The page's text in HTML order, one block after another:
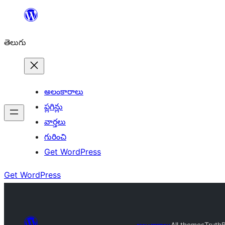
విషయానికి
తెలుగు
అలంకారాలు
ప్లగిన్లు
వార్తలు
గురించి
Get WordPress
Get WordPress